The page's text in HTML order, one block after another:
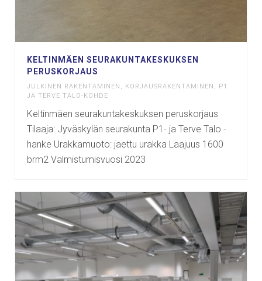
KELTINMÄEN SEURAKUNTAKESKUKSEN
PERUSKORJAUS
JULKINEN RAKENTAMINEN , KORJAUSRAKENTAMINEN ,
P1
JA TERVE TALO-KOHDE
Keltinmäen seurakuntakeskuksen peruskorjaus
Tilaaja: Jyväskylän seurakunta P1- ja Terve Talo -
hanke Urakkamuoto: jaettu urakka Laajuus 1600
brm2 Valmistumisvuosi 2023